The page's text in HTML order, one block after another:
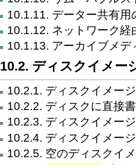
10.1.11. データー共有
10.1.12. ネットワーク経
10.1.13. アーカイブメデ
10.2. ディスクイメー
10.2.1. ディスクイメー
10.2.2. ディスクに直接
10.2.3. ディスクイメー
10.2.4. ディスクイメー
10.2.5. 空のディスクイ